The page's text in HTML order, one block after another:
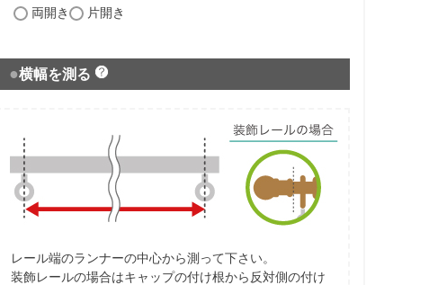
両開き 片開き
横幅を測る
レール端のランナーの中心から測って下さい。
装飾レールの場合はキャップの付け根から反対側の付け